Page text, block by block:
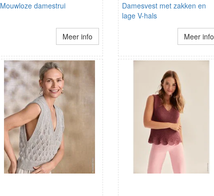
Mouwloze damestrui
Meer info
Damesvest met zakken en
lage V-hals
Meer info